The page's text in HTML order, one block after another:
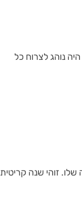
נוהג לצרוח כל
זוהי שנה קריטית